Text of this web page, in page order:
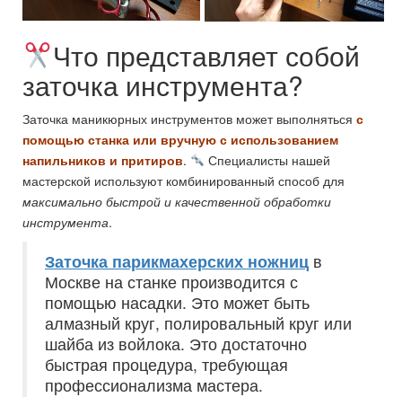
Что представляет собой
заточка инструмента?
Заточка маникюрных инструментов может выполняться с
помощью станка или вручную с использованием
напильников и притиров.
Специалисты нашей
мастерской используют комбинированный способ для
максимально быстрой и качественной обработки
инструмента.
Заточка парикмахерских ножниц в
Москве на станке производится с
помощью насадки. Это может быть
алмазный круг, полировальный круг или
шайба из войлока. Это достаточно
быстрая процедура, требующая
профессионализма мастера.